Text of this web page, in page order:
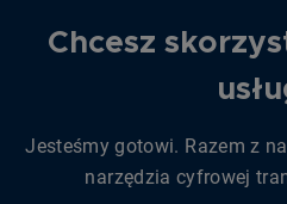
Chcesz
Jesteśmy gotowi. Razem z
narzędzia cyfrowej